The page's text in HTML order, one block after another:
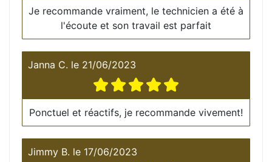
Je recommande vraiment, le technicien a été à
l'écoute et son travail est parfait
Janna C. le 21/06/2023
Ponctuel et réactifs, je recommande vivement!
Jimmy B. le 17/06/2023